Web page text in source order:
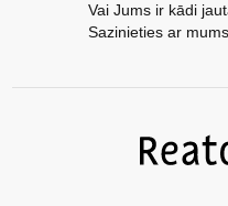
Vai Jums ir kādi
Sazinieties ar